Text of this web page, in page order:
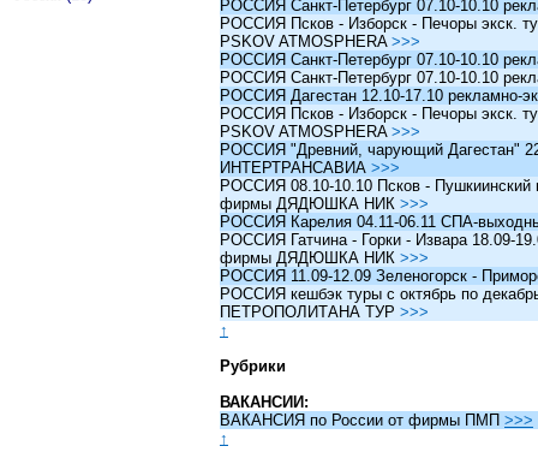
РОССИЯ Санкт-Петербург 07.10-10.10
РОССИЯ Псков - Изборск - Печоры экск.
PSKOV ATMOSPHERA >>>
РОССИЯ Санкт-Петербург 07.10-10.10
РОССИЯ Санкт-Петербург 07.10-10.10
РОССИЯ Дагестан 12.10-17.10 рекламно-
РОССИЯ Псков - Изборск - Печоры экск.
PSKOV ATMOSPHERA >>>
РОССИЯ "Древний, чарующий Дагестан"
ИНТЕРТРАНСАВИА >>>
РОССИЯ 08.10-10.10 Псков - Пушкиинский
фирмы ДЯДЮШКА НИК >>>
РОССИЯ Карелия 04.11-06.11 СПА-
РОССИЯ Гатчина - Горки - Извара 18.09-
фирмы ДЯДЮШКА НИК >>>
РОССИЯ 11.09-12.09 Зеленогорск -
РОССИЯ кешбэк туры c октябрь по
ПЕТРОПОЛИТАНА ТУР >>>
↑
Рубрики
ВАКАНСИИ:
ВАКАНСИЯ по России от фирмы ПМП >>>
↑